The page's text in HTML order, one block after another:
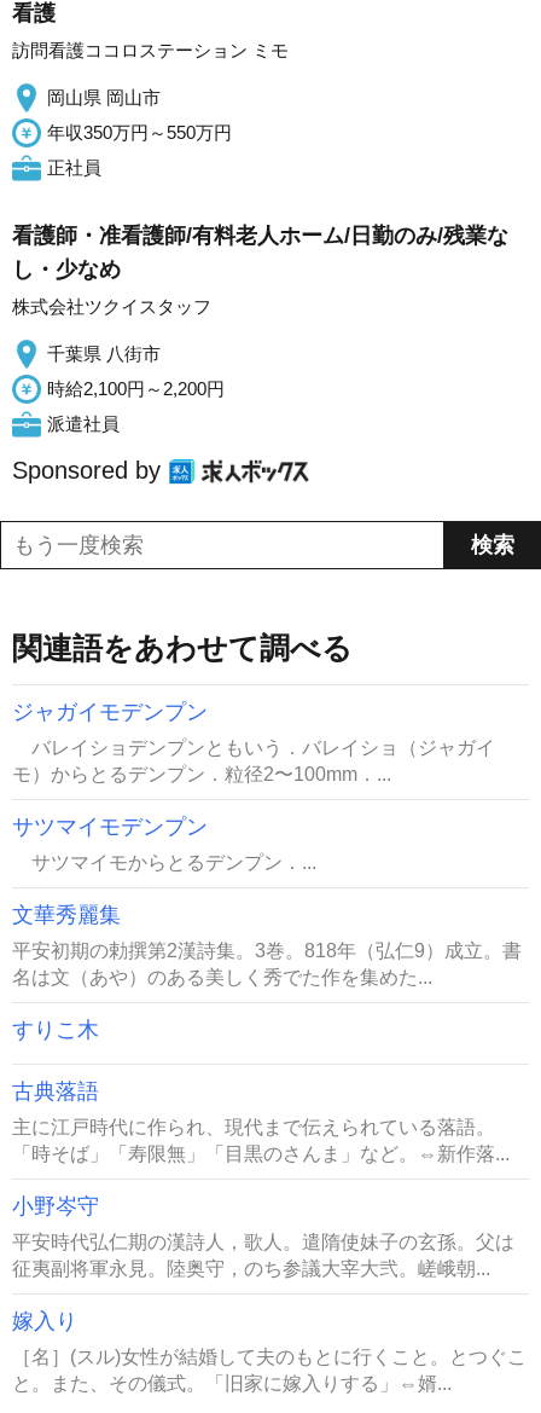
看護
訪問看護ココロステーション ミモ
岡山県 岡山市
年収350万円～550万円
正社員
看護師・准看護師/有料老人ホーム/日勤のみ/残業な
し・少なめ
株式会社ツクイスタッフ
千葉県 八街市
時給2,100円～2,200円
派遣社員
Sponsored by
関連語をあわせて調べる
ジャガイモデンプン
バレイショデンプンともいう．バレイショ（ジャガイ
モ）からとるデンプン．粒径2〜100mm．...
サツマイモデンプン
サツマイモからとるデンプン．...
文華秀麗集
平安初期の勅撰第2漢詩集。3巻。818年（弘仁9）成立。書
名は文（あや）のある美しく秀でた作を集めた...
すりこ木
古典落語
主に江戸時代に作られ、現代まで伝えられている落語。
「時そば」「寿限無」「目黒のさんま」など。⇔新作落...
小野岑守
平安時代弘仁期の漢詩人，歌人。遣隋使妹子の玄孫。父は
征夷副将軍永見。陸奥守，のち参議大宰大弐。嵯峨朝...
嫁入り
［名］(スル)女性が結婚して夫のもとに行くこと。とつぐこ
と。また、その儀式。「旧家に嫁入りする」⇔婿...